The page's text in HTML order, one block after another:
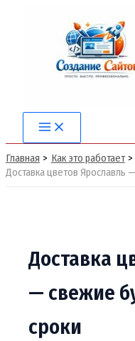
содержимому
Main
Menu
Главная
Как это работает
Доставка цветов Ярославль
Доставка
— свежие
сроки